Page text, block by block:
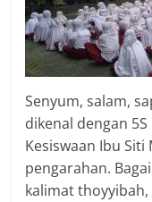
Senyum, salam,
dikenal dengan
Kesiswaan Ibu Siti
pengarahan.
kalimat